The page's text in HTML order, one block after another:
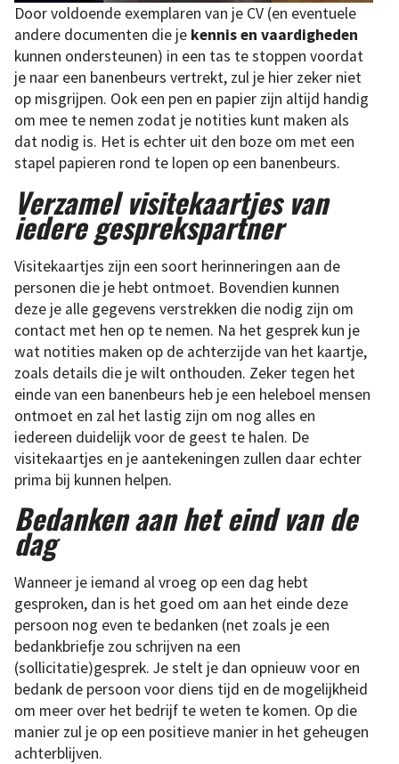
Door voldoende exemplaren van je CV (en eventuele
andere documenten die je kennis en vaardigheden
kunnen ondersteunen) in een tas te stoppen voordat
je naar een banenbeurs vertrekt, zul je hier zeker niet
op misgrijpen. Ook een pen en papier zijn altijd handig
om mee te nemen zodat je notities kunt maken als
dat nodig is. Het is echter uit den boze om met een
stapel papieren rond te lopen op een banenbeurs.
Verzamel visitekaartjes van
iedere gesprekspartner
Visitekaartjes zijn een soort herinneringen aan de
personen die je hebt ontmoet. Bovendien kunnen
deze je alle gegevens verstrekken die nodig zijn om
contact met hen op te nemen. Na het gesprek kun je
wat notities maken op de achterzijde van het kaartje,
zoals details die je wilt onthouden. Zeker tegen het
einde van een banenbeurs heb je een heleboel mensen
ontmoet en zal het lastig zijn om nog alles en
iedereen duidelijk voor de geest te halen. De
visitekaartjes en je aantekeningen zullen daar echter
prima bij kunnen helpen.
Bedanken aan het eind van de
dag
Wanneer je iemand al vroeg op een dag hebt
gesproken, dan is het goed om aan het einde deze
persoon nog even te bedanken (net zoals je een
bedankbriefje zou schrijven na een
(sollicitatie)gesprek. Je stelt je dan opnieuw voor en
bedank de persoon voor diens tijd en de mogelijkheid
om meer over het bedrijf te weten te komen. Op die
manier zul je op een positieve manier in het geheugen
achterblijven.